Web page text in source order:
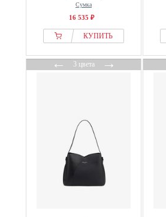
Сумка
16 535 ₽
КУПИТЬ
←3 цвета→